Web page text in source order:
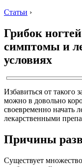
Статьи ›
Грибок
симптомы и
условиях
Избавиться от такого
можно в довольно
своевременно начать
лекарственными
Причины
Существует